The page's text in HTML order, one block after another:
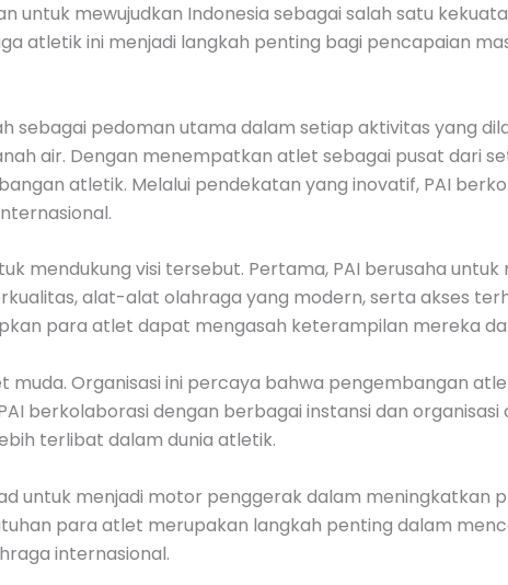
untuk mewujudkan Indonesia sebagai salah satu
atletik ini menjadi langkah penting bagi pencapaian
sebagai pedoman utama dalam setiap aktivitas yang
air. Dengan menempatkan atlet sebagai pusat dari
atletik. Melalui pendekatan yang inovatif, PAI
mendukung visi tersebut. Pertama, PAI berusaha
alat-alat olahraga yang modern, serta akses
para atlet dapat mengasah keterampilan mereka
Organisasi ini percaya bahwa pengembangan
berkolaborasi dengan berbagai instansi dan
terlibat dalam dunia atletik.
untuk menjadi motor penggerak dalam meningkatkan
para atlet merupakan langkah penting dalam
internasional.